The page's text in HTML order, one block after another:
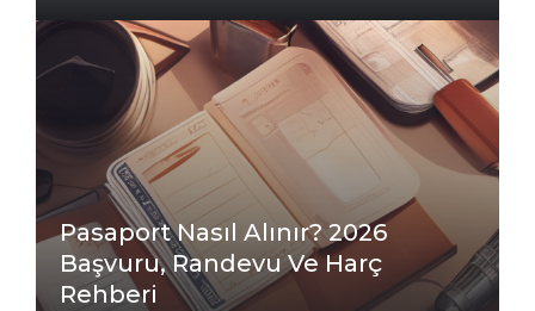
Pasaport Nasıl Alınır? 2026
Başvuru, Randevu Ve Harç
Rehberi